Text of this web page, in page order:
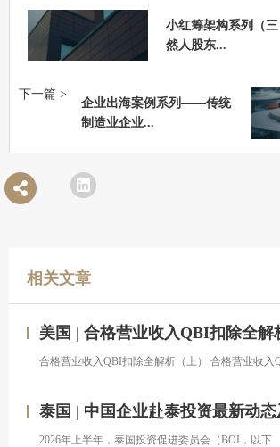
小红筹架构系列（
然人股东...
企业出海案例系列——传统
制造业企业...
下一篇 >
相关文章
美国 | 合格营业收入QBI扣除全解
合格营业收入QBI扣除全解析（上） 合格营业收入
泰国 | 中国企业赴泰投资最新动态
2026年上半年，泰国投资促进委员会（BOI，以下